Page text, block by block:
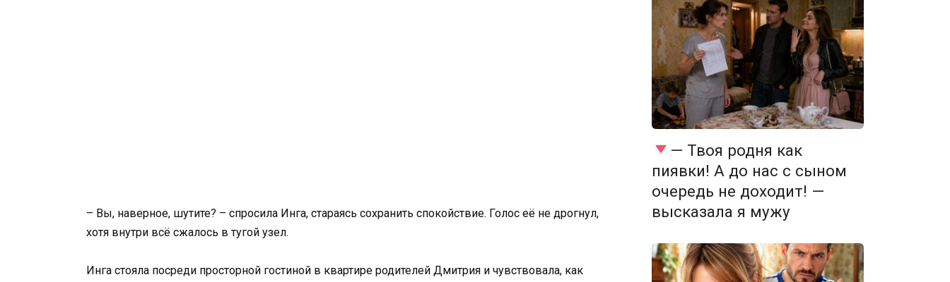
– Вы, наверное, шутите? – спросила Инга, стараясь сохранить спокойствие. Голос её не дрогнул,
хотя внутри всё сжалось в тугой узел.
Инга стояла посреди просторной гостиной в квартире родителей Дмитрия и чувствовала, как
— Твоя родня как
пиявки! А до нас с сыном
очередь не доходит! —
высказала я мужу